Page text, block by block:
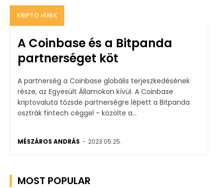
KRIPTO HÍREK
A Coinbase és a Bitpanda
partnerséget köt
A partnerség a Coinbase globális terjeszkedésének
része, az Egyesült Államokon kívül. A Coinbase
kriptovaluta tőzsde partnerségre lépett a Bitpanda
osztrák fintech céggel - közölte a...
MÉSZÁROS ANDRÁS - 2023.05.25.
MOST POPULAR